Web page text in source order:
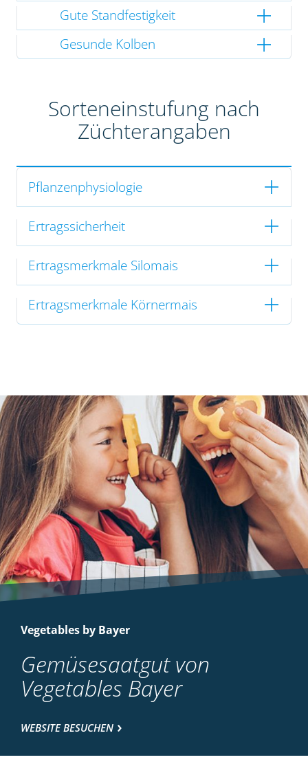
Gute Standfestigkeit
Gesunde Kolben
Sorteneinstufung nach
Züchterangaben
Pflanzenphysiologie
Ertragssicherheit
Ertragsmerkmale Silomais
Ertragsmerkmale Körnermais
Vegetables by Bayer
Gemüsesaatgut von
Vegetables Bayer
WEBSITE BESUCHEN